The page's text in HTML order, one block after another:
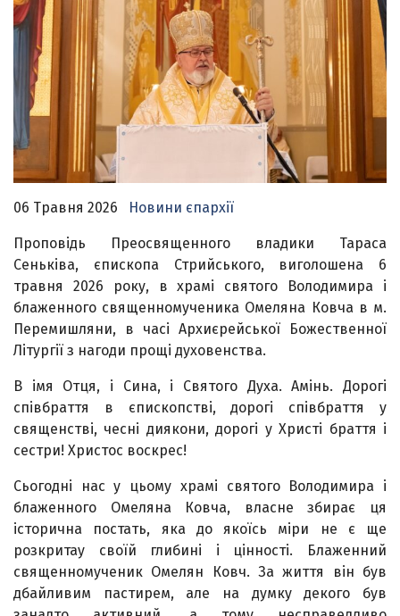
06 Травня 2026 Новини єпархії
Проповідь Преосвященного владики Тараса
Сеньківа, єпископа Стрийського, виголошена 6
травня 2026 року, в храмі святого Володимира і
блаженного священномученика Омеляна Ковча в м.
Перемишляни, в часі Архиєрейської Божественної
Літургії з нагоди прощі духовенства.
В імя Отця, і Сина, і Святого Духа. Амінь. Дорогі
співбраття в єпископстві, дорогі співбраття у
священстві, чесні диякони, дорогі у Христі браття і
сестри! Христос воскрес!
Сьогодні нас у цьому храмі святого Володимира і
блаженного Омеляна Ковча, власне збирає ця
історична постать, яка до якоїсь міри не є ще
розкритау своїй глибині і цінності. Блаженний
священномученик Омелян Ковч. За життя він був
дбайливим пастирем, але на думку декого був